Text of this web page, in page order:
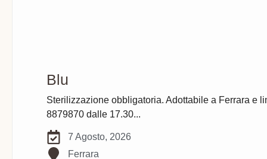
Blu
Sterilizzazione obbligatoria. Adottabile a Ferrara e
8879870 dalle 17.30...
7 Agosto, 2026
Ferrara